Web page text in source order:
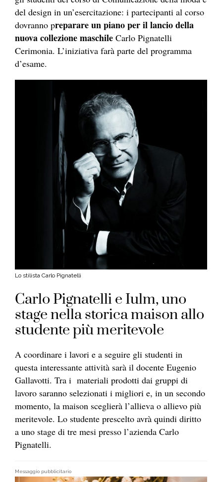
del design in un’esercitazione: i partecipanti al corso
dovranno preparare un piano per il lancio della
nuova collezione maschile Carlo Pignatelli
Cerimonia. L’iniziativa farà parte del programma
d’esame.
Lo stilista Carlo Pignatelli
Carlo Pignatelli e Iulm, uno
stage nella storica maison allo
studente più meritevole
A coordinare i lavori e a seguire gli studenti in
questa interessante attività sarà il docente Eugenio
Gallavotti. Tra i materiali prodotti dai gruppi di
lavoro saranno selezionati i migliori e, in un secondo
momento, la maison sceglierà l’allieva o allievo più
meritevole. Lo studente prescelto avrà quindi diritto
a uno stage di tre mesi presso l’azienda Carlo
Pignatelli.
Messaggio pubblicitario